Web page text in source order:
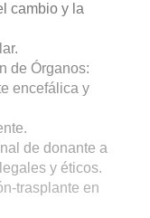
cambio y la
de Órganos:
encefálica y
de donante a
y éticos.
trasplante en